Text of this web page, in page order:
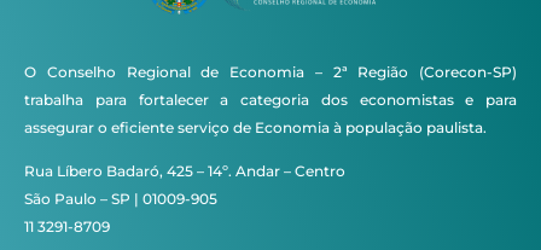
O Conselho Regional de Economia – 2ª Região (Corecon-SP)
trabalha para fortalecer a categoria dos economistas e para
assegurar o eficiente serviço de Economia à população paulista.
Rua Líbero Badaró, 425 – 14º. Andar – Centro
São Paulo – SP | 01009-905
11 3291-8709